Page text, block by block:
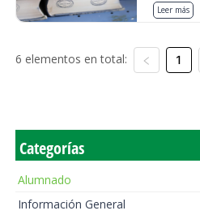
Leer más
6 elementos en total: 1
Categorías
Alumnado
Información General